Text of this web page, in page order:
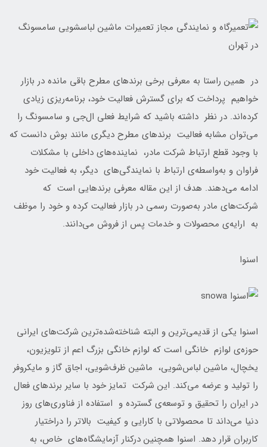
در همین راستا به معرفی برخی برند‌های مطرح باقی مانده در بازار
خواهیم پرداخت که برای گسترش فعالیت خود، برنامه‌ریزی زیادی
کرده‌اند. در نظر داشته باشید که شرایط فعلی ال‌جی و سامسونگ را
می‌توان مشابه فعالیت برند‌های مطرح دیگری مانند بوش دانست که
با وجود قطع ارتباط شرکت مادر، نماینده‌های داخلی با مشکلات
فراوان و به‌واسطه‌ی ارتباط با نمایندگی‌های دیگر، به فعالیت خود
ادامه می‌دهند. هدف از این مقاله معرفی برند‌هایی است که
شرکت‌های مادر به‌صورت رسمی در بازار فعالیت کرده و خود را موظف
به ارایه‌ی محصولات و خدمات پس از فروش می‌دانند.
اسنوا
اسنوا یکی از قدیمی‌ترین و البته شناخته‌‌شده‌ترین شرکت‌های ایرانی
حوزه‌ی لوازم خانگی است که لوازم خانگی بزرگ اعم از تلویزیون،
یخچال، ماشین لباس‌شویی، ماشین ظرف‌شویی، اجاق گاز و مایکروفر
را تولید و عرضه می‌کند. این شرکت تمایز خود با سایر برند‌های فعال
در ایران را تحقیق و توسعه‌ی گسترده و استفاده از فناوری‌های روز
دنیا می‌داند تا محصولاتی با کارایی و کیفیت بالاتر را دراختیار
کاربران قرار دهد. اسنوا همچنین درکنار آزمایشگاه‌های خاص، به